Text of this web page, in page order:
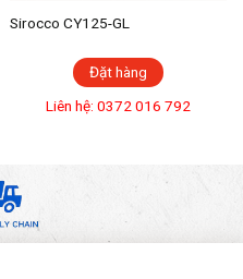
Sirocco CY125-GL
Đặt hàng
Liên hệ: 0372 016 792